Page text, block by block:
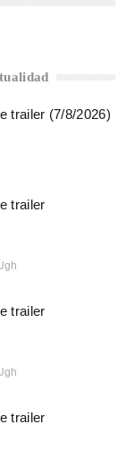
trailer (7/8/2026)
trailer
trailer
trailer